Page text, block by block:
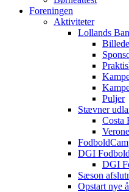
Foreningen
Aktiviteter
Lollands
Puljer
Stævner
Costa
DGI
DGI
Sæson
Opstart nye